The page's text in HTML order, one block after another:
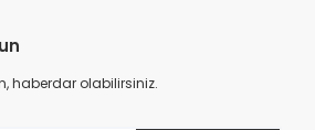
haberdar olabilirsiniz.